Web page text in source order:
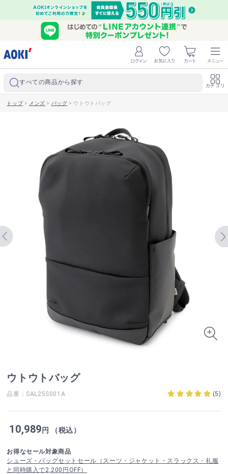
すべての商品から探す カテゴリ
トップ> メンズ > バッグ > ウトウトバッグ
ウトウトバッグ
品番：SAL25S001A (5)
10,989円 （税込）
お得なセール対象商品
シューズ・バッグセットセール（スーツ・ジャケット・スラックス・礼服
と同時購入で2,200円OFF）